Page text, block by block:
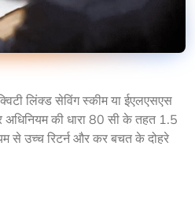
लिंक्ड सेविंग स्कीम या ईएलएसएस
की धारा 80 सी के तहत 1.5
से उच्च रिटर्न और कर बचत के दोहरे